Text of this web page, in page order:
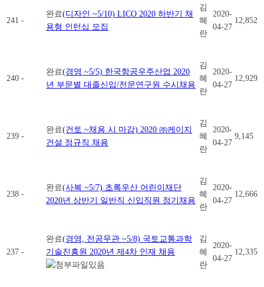
241 -
완료(디자인 ~5/10) LICO 2020 하반기 채
용형 인턴십 모집
김
혜
란
2020-
04-27
12,852
240 -
완료(경영 ~5/5) 한국항공우주산업 2020
년 부문별 대졸신입/전문연구원 수시채용
김
혜
란
2020-
04-27
12,929
239 -
완료(건토 ~채용 시 마감) 2020 ㈜케이지
건설 정규직 채용
김
혜
란
2020-
04-27
9,145
238 -
완료(사복 ~5/7) 초록우산 어린이재단
2020년 상반기 일반직 신입직원 정기채용
김
혜
란
2020-
04-27
12,666
237 -
완료(경영, 전공무관 ~5/8) 국토교통과학
기술진흥원 2020년 제4차 인재 채용
김
혜
란
2020-
04-27
12,335